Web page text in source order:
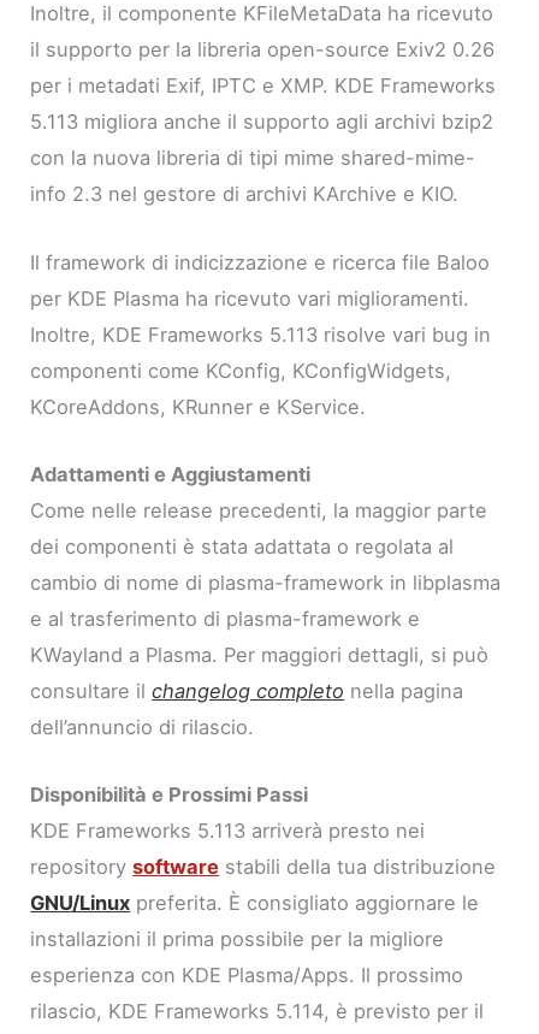
Inoltre, il componente KFileMetaData ha ricevuto
il supporto per la libreria open-source Exiv2 0.26
per i metadati Exif, IPTC e XMP. KDE Frameworks
5.113 migliora anche il supporto agli archivi bzip2
con la nuova libreria di tipi mime shared-mime-
info 2.3 nel gestore di archivi KArchive e KIO.
Il framework di indicizzazione e ricerca file Baloo
per KDE Plasma ha ricevuto vari miglioramenti.
Inoltre, KDE Frameworks 5.113 risolve vari bug in
componenti come KConfig, KConfigWidgets,
KCoreAddons, KRunner e KService.
Adattamenti e Aggiustamenti
Come nelle release precedenti, la maggior parte
dei componenti è stata adattata o regolata al
cambio di nome di plasma-framework in libplasma
e al trasferimento di plasma-framework e
KWayland a Plasma. Per maggiori dettagli, si può
consultare ilchangelog completo nella pagina
dell’annuncio di rilascio.
Disponibilità e Prossimi Passi
KDE Frameworks 5.113 arriverà presto nei
repositorysoftware stabili della tua distribuzione
GNU/Linux preferita. È consigliato aggiornare le
installazioni il prima possibile per la migliore
esperienza con KDE Plasma/Apps. Il prossimo
rilascio, KDE Frameworks 5.114, è previsto per il